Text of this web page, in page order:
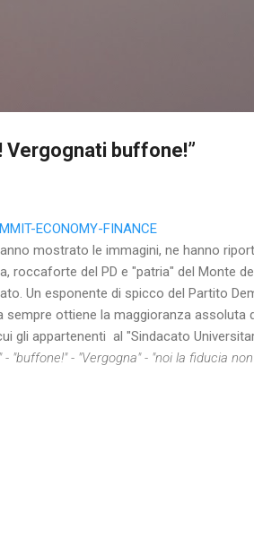
buffone!”
mostrato le immagini, ne hanno
roccaforte del PD e "patria" del Monte
Un esponente di spicco del Partito
ottiene la maggioranza assoluta
gli appartenenti al "Sindacato
- "buffone!" - "Vergogna" - "noi la fiducia